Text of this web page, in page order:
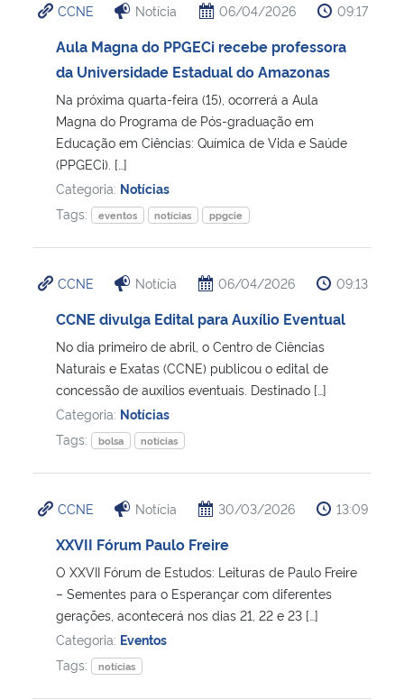
CCNE Notícia 06/04/2026 09:17
Aula Magna do PPGECi recebe professora
da Universidade Estadual do Amazonas
Na próxima quarta-feira (15), ocorrerá a Aula
Magna do Programa de Pós-graduação em
Educação em Ciências: Química de Vida e Saúde
(PPGECi). […]
Categoria: Notícias
Tags:
eventos notícias ppgcie
CCNE Notícia 06/04/2026 09:13
CCNE divulga Edital para Auxílio Eventual
No dia primeiro de abril, o Centro de Ciências
Naturais e Exatas (CCNE) publicou o edital de
concessão de auxílios eventuais. Destinado […]
Categoria: Notícias
Tags:
bolsa notícias
CCNE Notícia 30/03/2026 13:09
XXVII Fórum Paulo Freire
O XXVII Fórum de Estudos: Leituras de Paulo Freire
– Sementes para o Esperançar com diferentes
gerações, acontecerá nos dias 21, 22 e 23 […]
Categoria: Eventos
Tags:
notícias